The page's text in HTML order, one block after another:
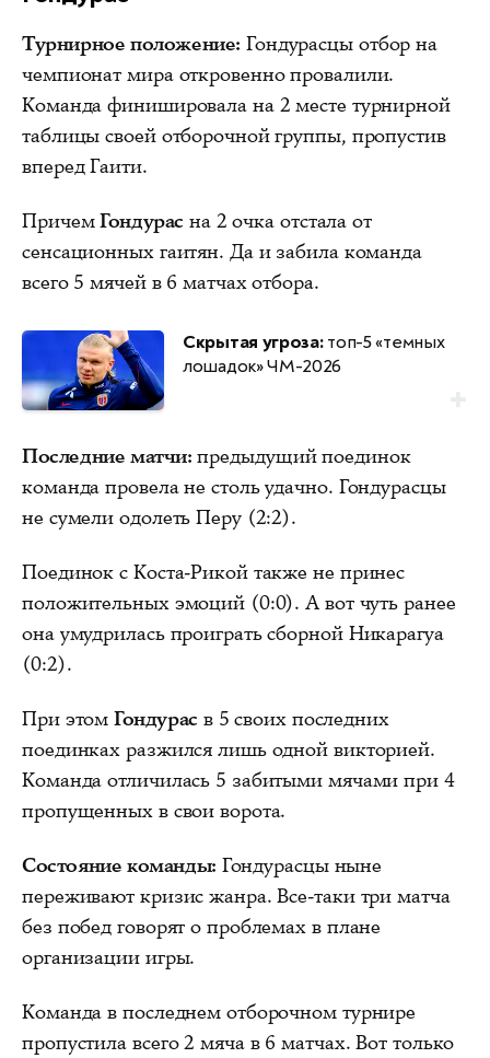
Турнирное положение: Гондурасцы отбор на
чемпионат мира откровенно провалили.
Команда финишировала на 2 месте турнирной
таблицы своей отборочной группы, пропустив
вперед Гаити.
ПричемГондурас на 2 очка отстала от
сенсационных гаитян. Да и забила команда
всего 5 мячей в 6 матчах отбора.
Скрытая угроза:топ-5 «темных
лошадок» ЧМ-2026
Последние матчи: предыдущий поединок
команда провела не столь удачно. Гондурасцы
не сумели одолеть Перу (2:2).
Поединок с Коста-Рикой также не принес
положительных эмоций (0:0). А вот чуть ранее
она умудрилась проиграть сборной Никарагуа
(0:2).
При этомГондурас в 5 своих последних
поединках разжился лишь одной викторией.
Команда отличилась 5 забитыми мячами при 4
пропущенных в свои ворота.
Состояние команды: Гондурасцы ныне
переживают кризис жанра. Все-таки три матча
без побед говорят о проблемах в плане
организации игры.
Команда в последнем отборочном турнире
пропустила всего 2 мяча в 6 матчах. Вот только